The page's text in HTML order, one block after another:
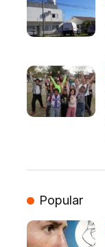
Popular